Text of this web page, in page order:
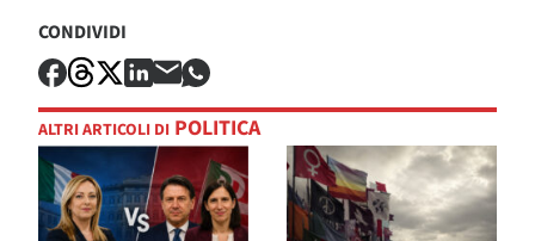
CONDIVIDI
ALTRI ARTICOLI DI POLITICA